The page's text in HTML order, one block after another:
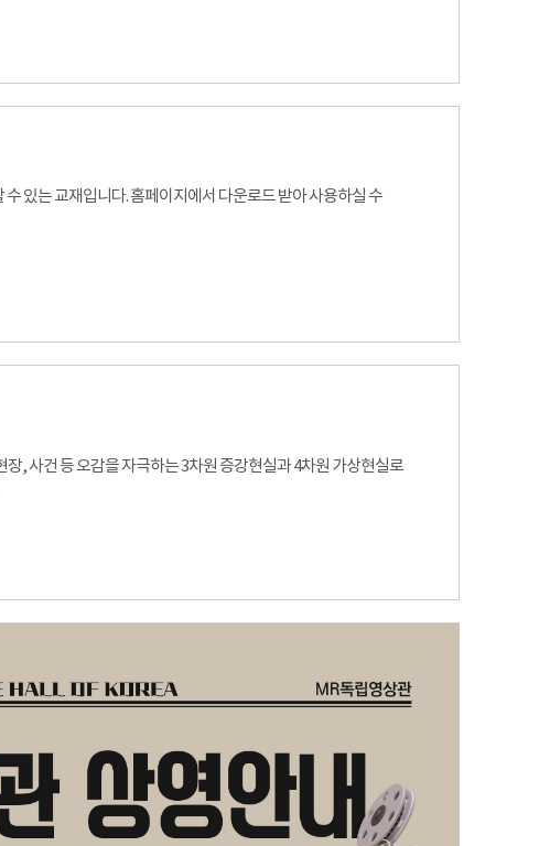
있는 교재입니다. 홈페이지에서 다운로드 받아 사용하실 수
, 사건 등 오감을 자극하는 3차원 증강현실과 4차원 가상현실로